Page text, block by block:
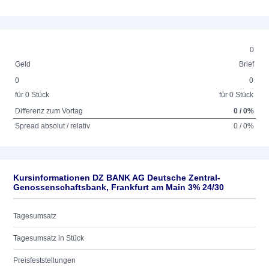
0
Geld
Brief
0
für 0 Stück
0
für 0 Stück
Differenz zum Vortag
0 / 0%
Spread absolut / relativ
0 / 0%
Kursinformationen DZ BANK AG Deutsche Zentral-
Genossenschaftsbank, Frankfurt am Main 3% 24/30
Tagesumsatz
Tagesumsatz in Stück
Preisfeststellungen